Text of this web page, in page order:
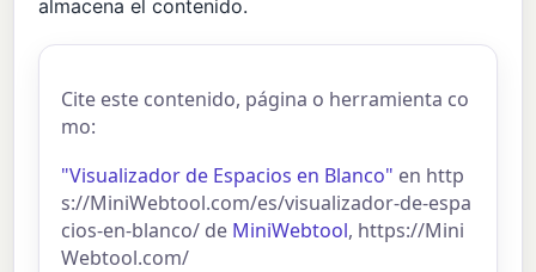
almacena el contenido.
Cite este contenido, página o herramienta co
mo:
"Visualizador de Espacios en Blanco" en http
s://MiniWebtool.com/es/visualizador-de-espa
cios-en-blanco/ de MiniWebtool, https://Mini
Webtool.com/